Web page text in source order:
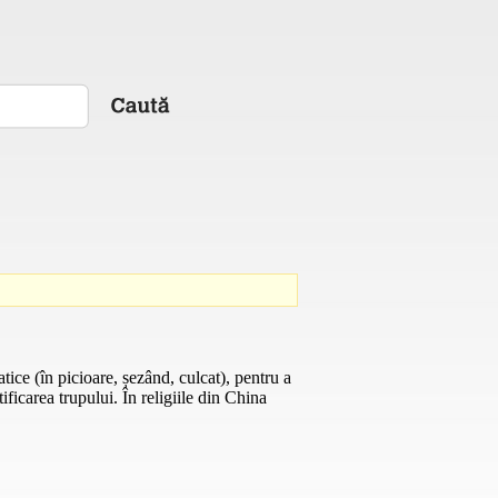
(în picioare, șezând, culcat), pentru a
trupului. În religiile din China